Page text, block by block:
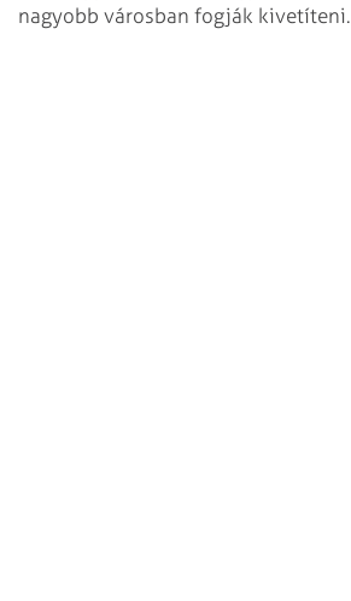
nagyobb városban fogják kivetíteni.